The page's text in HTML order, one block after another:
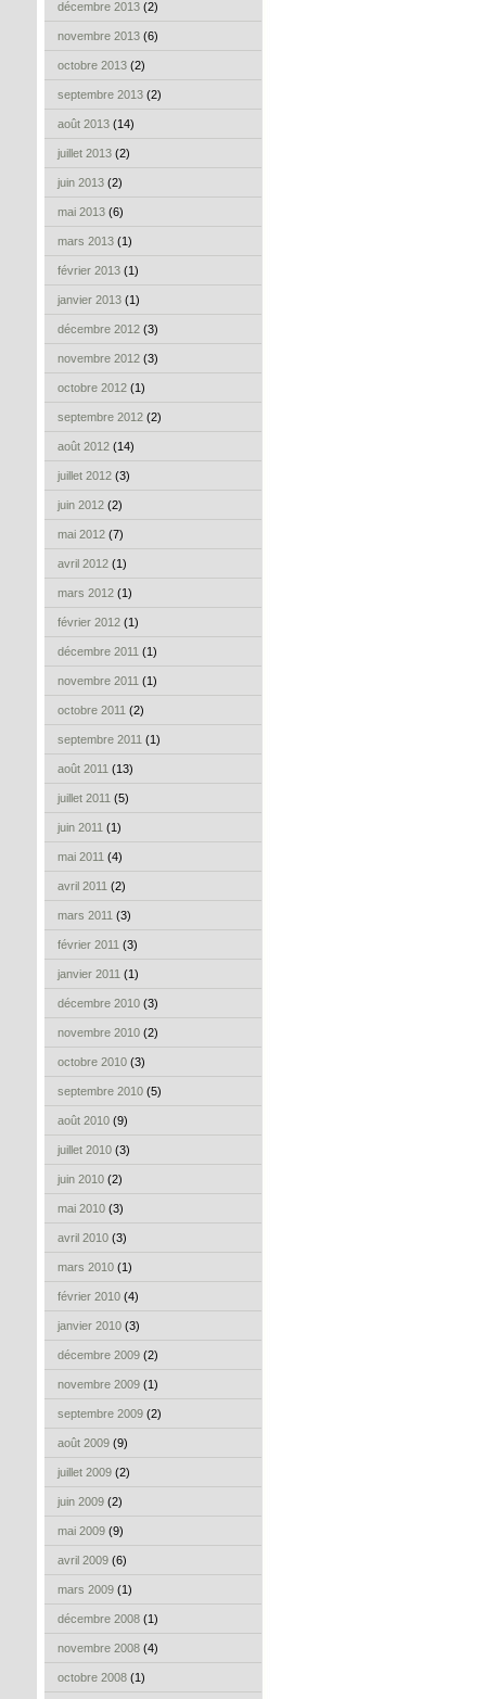
décembre 2013 (2)
novembre 2013 (6)
octobre 2013 (2)
septembre 2013 (2)
août 2013 (14)
juillet 2013 (2)
juin 2013 (2)
mai 2013 (6)
mars 2013 (1)
février 2013 (1)
janvier 2013 (1)
décembre 2012 (3)
novembre 2012 (3)
octobre 2012 (1)
septembre 2012 (2)
août 2012 (14)
juillet 2012 (3)
juin 2012 (2)
mai 2012 (7)
avril 2012 (1)
mars 2012 (1)
février 2012 (1)
décembre 2011 (1)
novembre 2011 (1)
octobre 2011 (2)
septembre 2011 (1)
août 2011 (13)
juillet 2011 (5)
juin 2011 (1)
mai 2011 (4)
avril 2011 (2)
mars 2011 (3)
février 2011 (3)
janvier 2011 (1)
décembre 2010 (3)
novembre 2010 (2)
octobre 2010 (3)
septembre 2010 (5)
août 2010 (9)
juillet 2010 (3)
juin 2010 (2)
mai 2010 (3)
avril 2010 (3)
mars 2010 (1)
février 2010 (4)
janvier 2010 (3)
décembre 2009 (2)
novembre 2009 (1)
septembre 2009 (2)
août 2009 (9)
juillet 2009 (2)
juin 2009 (2)
mai 2009 (9)
avril 2009 (6)
mars 2009 (1)
décembre 2008 (1)
novembre 2008 (4)
octobre 2008 (1)